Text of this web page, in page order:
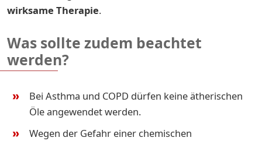
wirksame Therapie.
Was sollte zudem beachtet
werden?
Bei Asthma und COPD dürfen keine ätherischen
Öle angewendet werden.
Wegen der Gefahr einer chemischen